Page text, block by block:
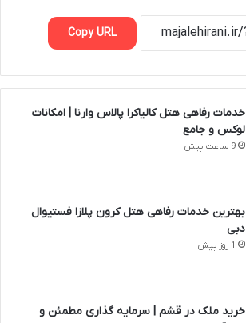
Copy URL
خدمات رفاهی هتل کالیاکرا پالاس وارنا | امکانات
لوکس و جامع
9 ساعت پیش
بهترین خدمات رفاهی هتل کرون پلازا فستیوال
دبی
1 روز پیش
خرید ملک در قشم | سرمایه گذاری مطمئن و